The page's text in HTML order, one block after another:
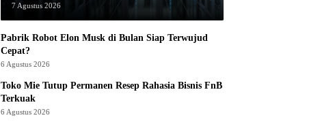
7 Agustus 2026
Pabrik Robot Elon Musk di Bulan Siap Terwujud
Cepat?
6 Agustus 2026
Toko Mie Tutup Permanen Resep Rahasia Bisnis FnB
Terkuak
6 Agustus 2026